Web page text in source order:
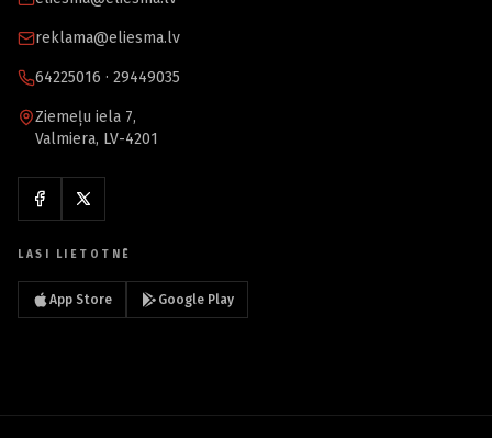
reklama@eliesma.lv
64225016 · 29449035
Ziemeļu iela 7,
Valmiera, LV-4201
LASI LIETOTNĒ
App Store Google Play